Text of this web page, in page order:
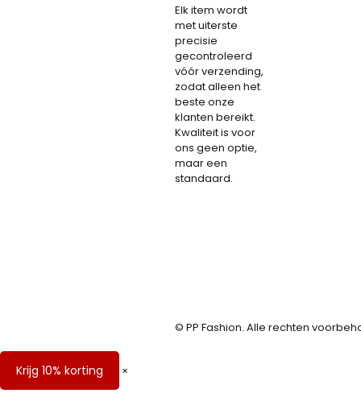
Elk item wordt
met uiterste
precisie
gecontroleerd
vóór verzending,
zodat alleen het
beste onze
klanten bereikt.
Kwaliteit is voor
ons geen optie,
maar een
standaard.
© PP Fashion. Alle rechten
Krijg 10% korting ×